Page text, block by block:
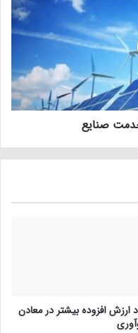
صنایع
ارزش افزوده بیشتر در معادن